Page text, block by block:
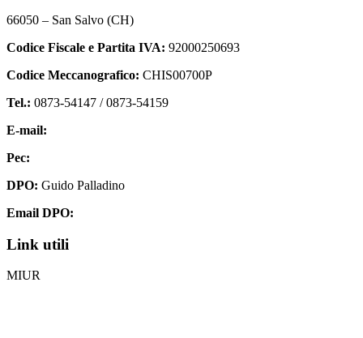
66050 – San Salvo (CH)
Codice Fiscale e Partita IVA: 92000250693
Codice Meccanografico: CHIS00700P
Tel.: 0873-54147 /0873-54159
E-mail:
Pec:
DPO: Guido Palladino
Email DPO:
Link utili
MIUR